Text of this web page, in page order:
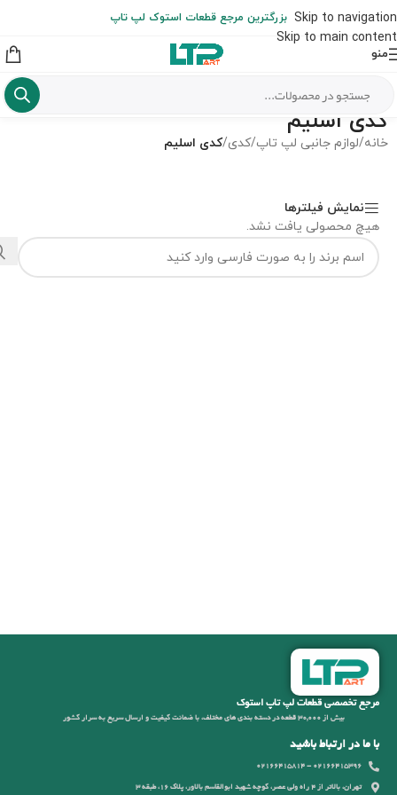
Skip to navigation
Skip to main content
از شهرستان به عهده مشتری است)
بزرگترین مرجع قطعات استوک لپ تاپ
منو
کدی اسلیم
خانه/لوازم جانبی لپ تاپ/کدی/کدی اسلیم
نمایش فیلترها
هیچ محصولی یافت نشد.
مرجع تخصصی قطعات لپ تاپ استوک
بیش از 30,000 قطعه در دسته بندی های مختلف، با ضمانت کیفیت و ارسال سریع به سرار کشور
با ما در ارتباط باشید
02166415396 - 02166415814
تهران، بالاتر از 4 راه ولی عصر، کوچه شهید ابوالقاسم بالاور، پلاک 16، طبقه 3